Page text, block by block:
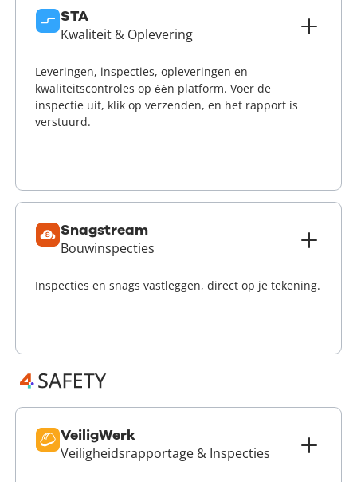
STA
Kwaliteit & Oplevering
Leveringen, inspecties, opleveringen en
kwaliteitscontroles op één platform. Voer de
inspectie uit, klik op verzenden, en het rapport is
verstuurd.
Snagstream
Bouwinspecties
Inspecties en snags vastleggen, direct op je tekening.
VeiligWerk
Veiligheidsrapportage & Inspecties